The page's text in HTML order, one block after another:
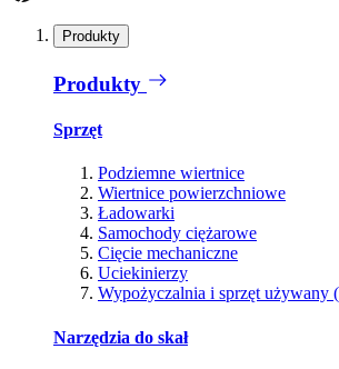
Produkty
Produkty
Sprzęt
Podziemne wiertnice
Wiertnice powierzchniowe
Ładowarki
Samochody ciężarowe
Cięcie mechaniczne
Uciekinierzy
Wypożyczalnia i sprzęt używany
Narzędzia do skał